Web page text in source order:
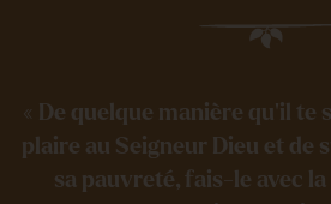
« De quelque manière qu’il te
plaire au Seigneur Dieu et de
sa pauvreté, fais-le avec